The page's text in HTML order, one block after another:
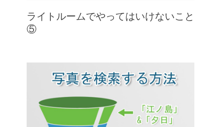
ライトルームでやってはいけないこと
⑤